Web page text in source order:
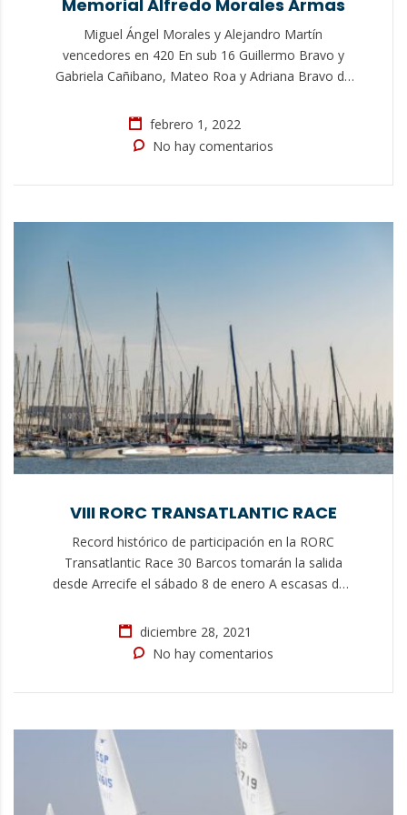
Memorial Alfredo Morales Armas
Miguel Ángel Morales y Alejandro Martín
vencedores en 420 En sub 16 Guillermo Bravo y
Gabriela Cañibano, Mateo Roa y Adriana Bravo de
ganadores en Optimist Tras el aplazamiento de la
jornada de ayer del Memorial Alfredo Morales
Armas por las duras condiciones meteorológicas
febrero 1, 2022
No hay comentarios
VIII RORC TRANSATLANTIC RACE
Record histórico de participación en la RORC
Transatlantic Race 30 Barcos tomarán la salida
desde Arrecife el sábado 8 de enero A escasas dos
Race, más de la mitad de la flota ha llegado ya a las
dos marinas que gestiona Calero Marinas en
Lanzarote, Puerto Calero…
diciembre 28, 2021
No hay comentarios